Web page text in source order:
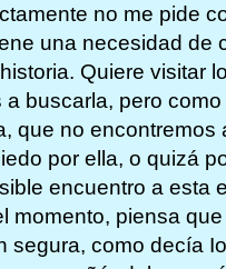
no me pide
una necesidad de
Quiere visitar
a buscarla, pero
que no encontremos
por ella, o quizá
encuentro a esta
momento, piensa
segura, como decía